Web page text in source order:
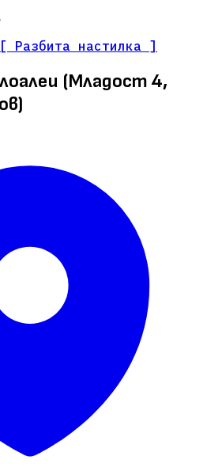
[ Разбита настилка ]
(Младост 4,